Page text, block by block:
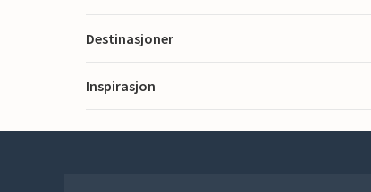
Destinasjoner
Inspirasjon